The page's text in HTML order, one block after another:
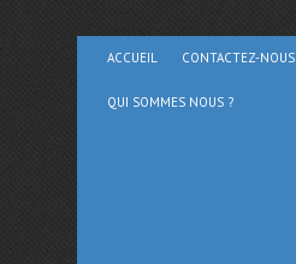
ACCUEIL CONTACTEZ-NOUS
QUI SOMMES NOUS ?